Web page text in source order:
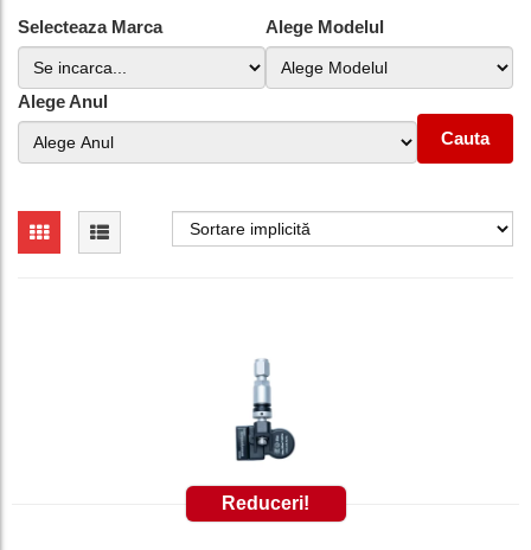
Selecteaza Marca Alege Modelul
Alege Anul
Cauta
Reduceri!